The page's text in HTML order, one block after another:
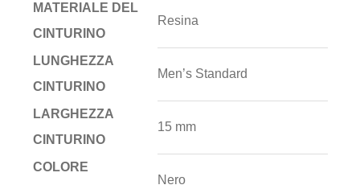
MATERIALE DEL
CINTURINO
Resina
LUNGHEZZA
CINTURINO
Men’s Standard
LARGHEZZA
CINTURINO
15 mm
COLORE
Nero